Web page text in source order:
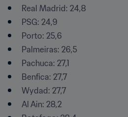
Real Madrid: 24,8
PSG: 24,9
Porto: 25,6
Palmeiras: 26,5
Pachuca: 27,1
Benfica: 27,7
Wydad: 27,7
Al Ain: 28,2